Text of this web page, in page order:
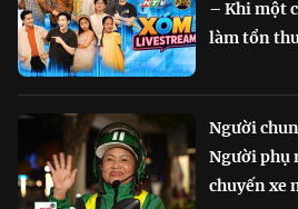
– Khi một
làm tổn
Người
Người phụ
chuyến xe